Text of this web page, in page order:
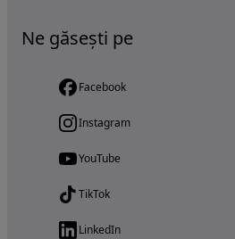
Ne găsești pe
Facebook
Instagram
YouTube
TikTok
LinkedIn